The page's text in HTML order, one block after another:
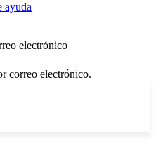
ayuda
electrónico
correo electrónico.